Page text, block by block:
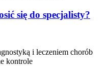
się do specjalisty?
i leczeniem chorób
kontrole